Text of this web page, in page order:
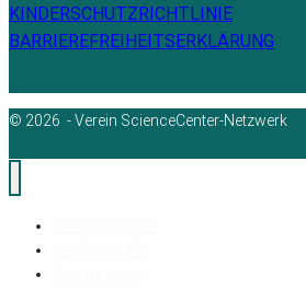
KINDERSCHUTZRICHTLINIE
BARRIEREFREIHEITSERKLÄRUNG
© 2026 - Verein ScienceCenter-Netzwerk